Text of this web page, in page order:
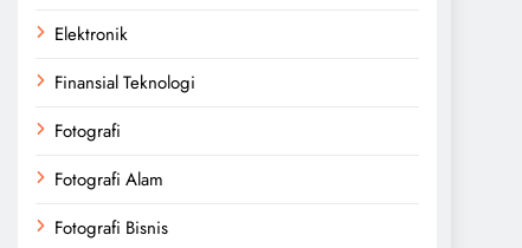
Elektronik
Finansial Teknologi
Fotografi
Fotografi Alam
Fotografi Bisnis